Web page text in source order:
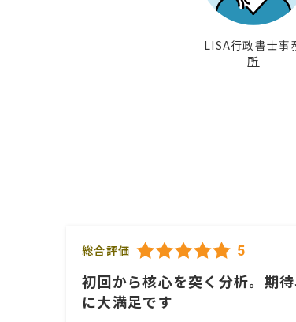
LISA行政書士事
所
総合評価 5
初回から核心を突く分析。期
に大満足です